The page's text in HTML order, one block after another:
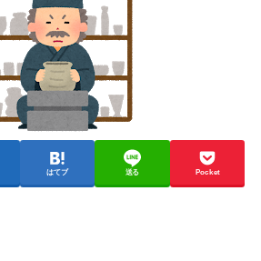
はてブ 送る Pocket